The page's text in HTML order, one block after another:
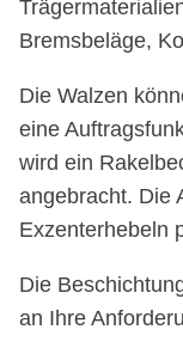
Bremsbeläge,
Die Walzen
eine
wird ein
angebracht. Die
Exzenterhebeln
Die
an Ihre